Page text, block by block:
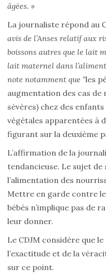
âgées. »
La journaliste répond au
avis de l’Anses relatif aux
boissons autres que le lait
lait maternel dans
note notamment que “les
augmentation des cas
sévères) chez des
végétales apparentées à
figurant sur la deuxième
L’affirmation de la
tendancieuse. Le sujet de
l’alimentation des
Mettre en garde contre
bébés n’implique pas de
leur donner.
Le CDJM considère que
l’exactitude et de la
sur ce point.